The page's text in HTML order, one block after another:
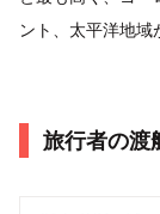
ント、太平洋地域
旅行者の渡